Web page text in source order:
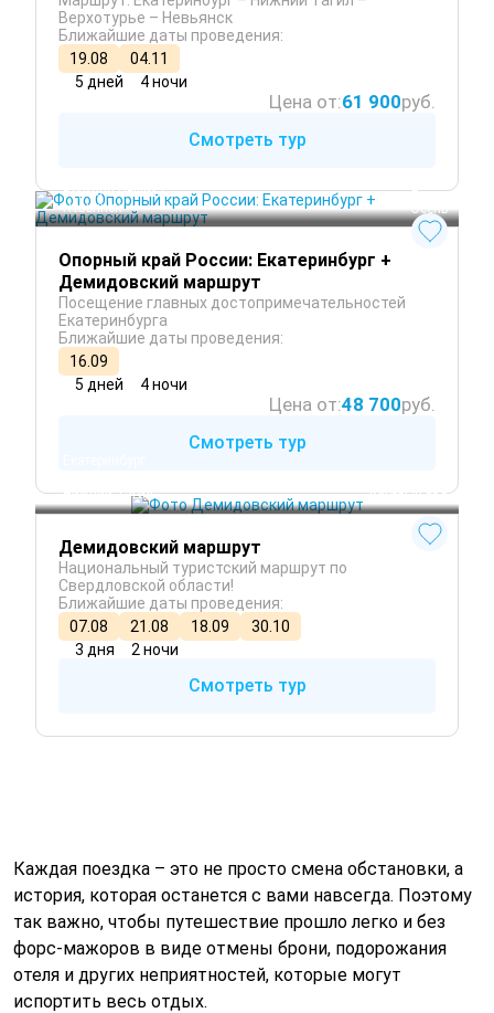
Верхотурье – Невьянск
Ближайшие даты проведения:
19.08
04.11
5 дней
4 ночи
Цена от:61 900руб.
Смотреть тур
Верхняя Пышма
Невьянск
Лето
Осень
Опорный край России: Екатеринбург +
Демидовский маршрут
Посещение главных достопримечательностей
Екатеринбурга
Ближайшие даты проведения:
16.09
5 дней
4 ночи
Цена от:48 700руб.
Смотреть тур
Нижний Тагил
Круглый год
Демидовский маршрут
Национальный туристский маршрут по
Свердловской области!
Ближайшие даты проведения:
07.08
21.08 18.09
30.10
3 дня
2 ночи
Смотреть тур
Каждая поездка – это не просто смена обстановки, а
история, которая останется с вами навсегда. Поэтому
так важно, чтобы путешествие прошло легко и без
форс-мажоров в виде отмены брони, подорожания
отеля и других неприятностей, которые могут
испортить весь отдых.